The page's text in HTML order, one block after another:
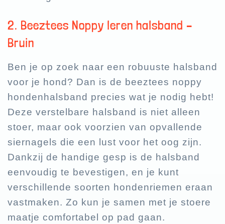
2. Beeztees Noppy leren halsband –
Bruin
Ben je op zoek naar een robuuste halsband
voor je hond? Dan is de beeztees noppy
hondenhalsband precies wat je nodig hebt!
Deze verstelbare halsband is niet alleen
stoer, maar ook voorzien van opvallende
siernagels die een lust voor het oog zijn.
Dankzij de handige gesp is de halsband
eenvoudig te bevestigen, en je kunt
verschillende soorten hondenriemen eraan
vastmaken. Zo kun je samen met je stoere
maatje comfortabel op pad gaan.